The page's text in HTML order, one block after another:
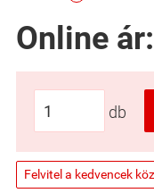
Online ár:
db
Felvitel a kedvencek